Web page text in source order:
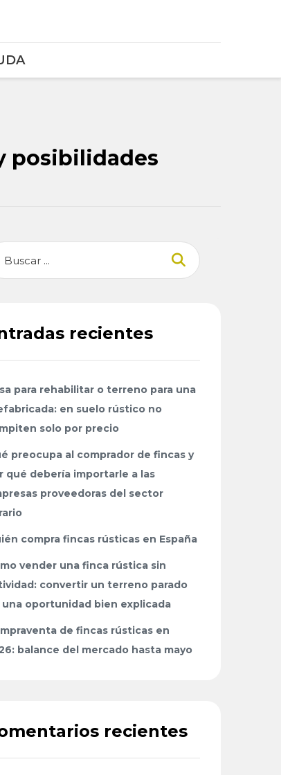
posibilidades
recientes
para rehabilitar o terreno para una
en suelo rústico no
solo por precio
preocupa al comprador de fincas y
qué debería importarle a las
proveedoras del sector
compra fincas rústicas en España
vender una finca rústica sin
convertir un terreno parado
una oportunidad bien explicada
de fincas rústicas en
balance del mercado hasta mayo
recientes